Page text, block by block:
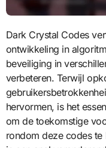
Dark Crystal Codes vertegenwoordigen een geavanceerde
ontwikkeling in
beveiliging in
verbeteren. Terwijl
hervormen, is het
om de toekomstige
rondom deze codes